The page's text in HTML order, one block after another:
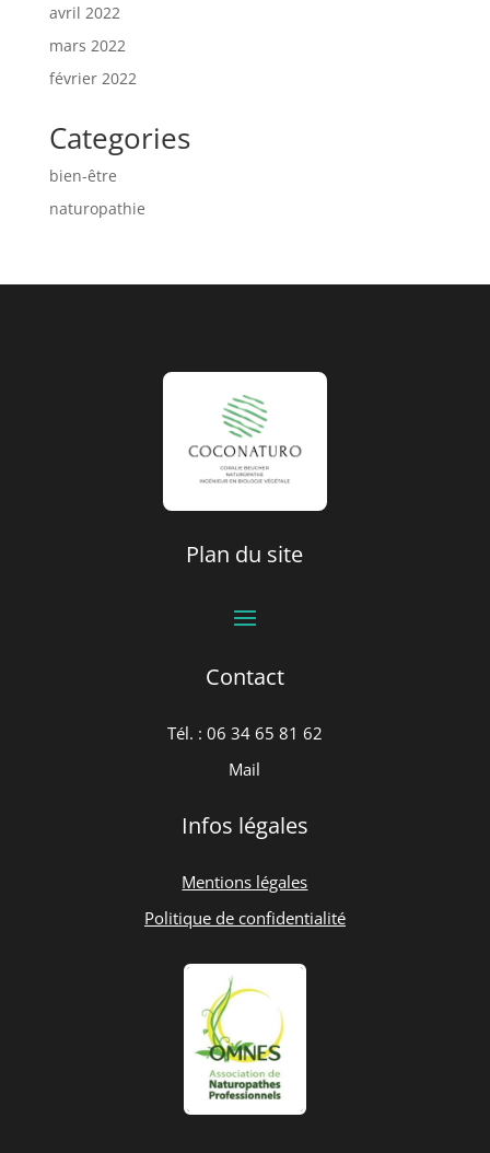
avril 2022
mars 2022
février 2022
Categories
bien-être
naturopathie
Plan du site
Contact
Tél. : 06 34 65 81 62
Mail
Infos légales
Mentions légales
Politique de confidentialité